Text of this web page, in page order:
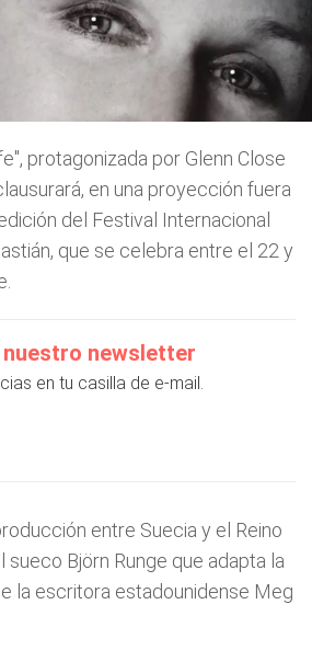
protagonizada por Glenn Close
en una proyección fuera
del Festival Internacional
que se celebra entre el 22 y
newsletter
en tu casilla de e-mail.
entre Suecia y el Reino
sueco Björn Runge que adapta la
la escritora estadounidense Meg